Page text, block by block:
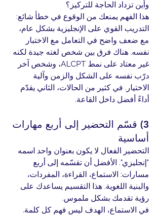
وأين تزداد الحاجة للتركيز؟
هذا الفهم يمنعك من الوقوع في خطأ شائع:
التدريب القوي على الإنجليزية بشكل عام،
مع ضعف واضح في التعامل مع الاختبار
نفسه. هناك فرق بين شخص لغته جيدة لكنه
غير معتاد على نمط ALCPT، وشخص آخر
درّب نفسه على الشكل والزمن وآلية
الاختيار. في كثير من الحالات، الثاني يقدّم
أداءً أفضل داخل القاعة.
3) قسّم التحضير إلى أربع مهارات
أساسية
التحضير الفعال لا يكون بعنوان واحد اسمه
"إنجليزي". الأفضل أن تقسّمه إلى أربع
مسارات: الاستماع، القراءة، المفردات،
والبنية اللغوية. هذا التقسيم يساعدك على
رؤية تقدمك بشكل ملموس.
في الاستماع، الهدف ليس فهم كل كلمة.